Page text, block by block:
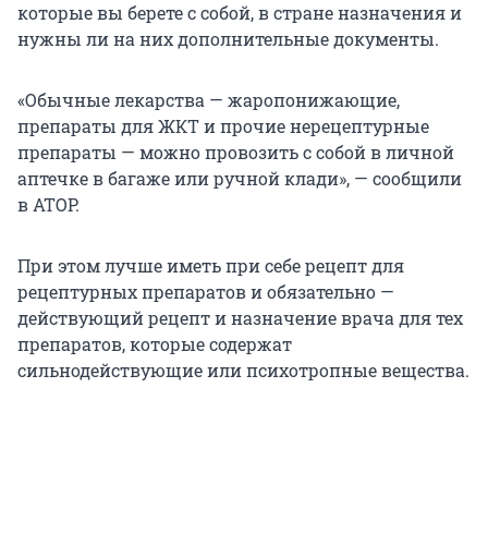
которые вы берете с собой, в стране назначения и
нужны ли на них дополнительные документы.
«Обычные лекарства — жаропонижающие,
препараты для ЖКТ и прочие нерецептурные
препараты — можно провозить с собой в личной
аптечке в багаже или ручной клади», — сообщили
в АТОР.
При этом лучше иметь при себе рецепт для
рецептурных препаратов и обязательно —
действующий рецепт и назначение врача для тех
препаратов, которые содержат
сильнодействующие или психотропные вещества.